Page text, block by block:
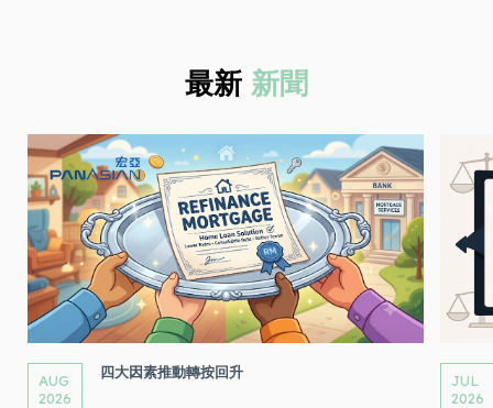
最新 新聞
AUG
2026
四大因素推動轉按回升
JUL
2026